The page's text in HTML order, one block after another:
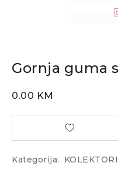
Gornja guma
0.00 KM
Kategorija: KOLEKTORI